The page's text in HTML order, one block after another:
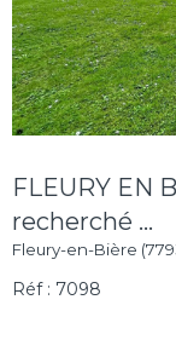
FLEURY EN
recherché ...
Fleury-en-Bière
Réf : 7098